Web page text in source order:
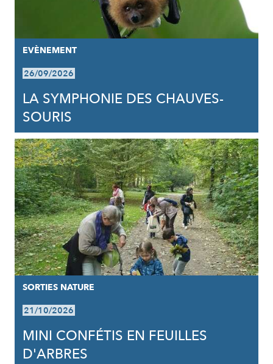
EVÈNEMENT
26/09/2026
LA SYMPHONIE DES CHAUVES-
SOURIS
SORTIES NATURE
21/10/2026
MINI CONFÉTIS EN FEUILLES
D'ARBRES